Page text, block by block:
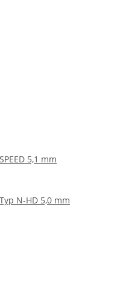
5,1 mm